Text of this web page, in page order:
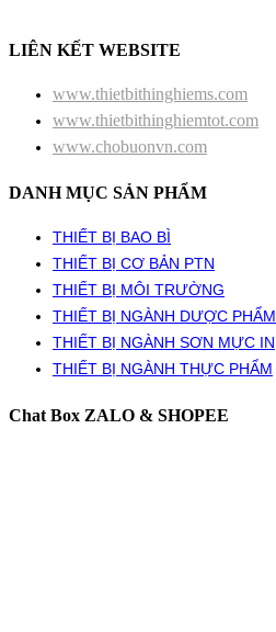
LIÊN KẾT WEBSITE
www.thietbithinghiems.com
www.thietbithinghiemtot.com
www.chobuonvn.com
DANH MỤC SẢN PHẨM
THIẾT BỊ BAO BÌ
THIẾT BỊ CƠ BẢN PTN
THIẾT BỊ MÔI TRƯỜNG
THIẾT BỊ NGÀNH DƯỢC PHẨM
THIẾT BỊ NGÀNH SƠN MỰC IN
THIẾT BỊ NGÀNH THỰC PHẨM
Chat Box ZALO & SHOPEE